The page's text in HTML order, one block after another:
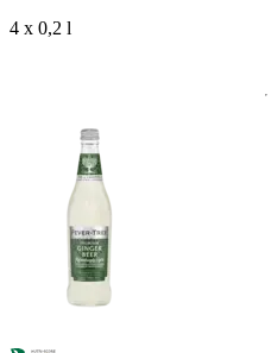
4 x 0,2 l